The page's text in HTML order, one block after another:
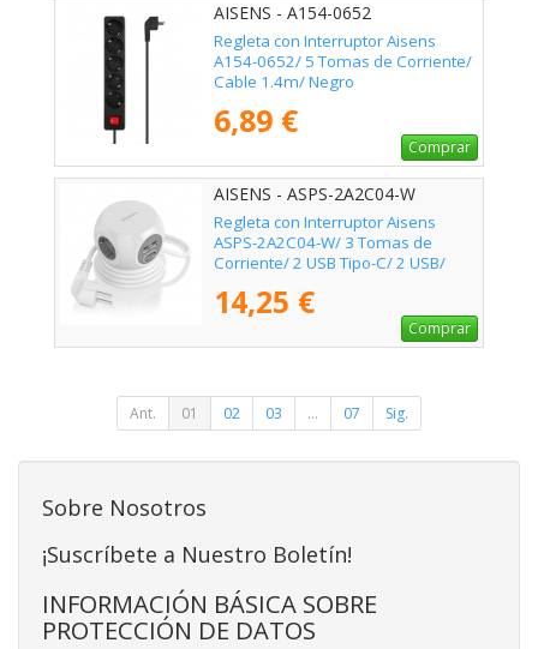
AISENS - A154-0652
Regleta con Interruptor Aisens
A154-0652/ 5 Tomas de Corriente/
Cable 1.4m/ Negro
6,89 €
Comprar
AISENS - ASPS-2A2C04-W
Regleta con Interruptor Aisens
ASPS-2A2C04-W/ 3 Tomas de
Corriente/ 2 USB Tipo-C/ 2 USB/
14,25 €
Comprar
Ant. 01 02 03 ... 07 Sig.
Sobre Nosotros
¡Suscríbete a Nuestro Boletín!
INFORMACIÓN BÁSICA SOBRE
PROTECCIÓN DE DATOS